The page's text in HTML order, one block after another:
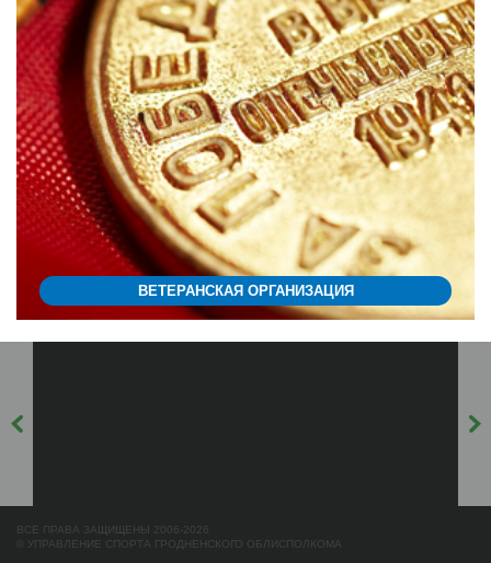
ВЕТЕРАНСКАЯ ОРГАНИЗАЦИЯ
ВСЕ ПРАВА ЗАЩИЩЕНЫ 2006-2026
© УПРАВЛЕНИЕ СПОРТА ГРОДНЕНСКОГО ОБЛИСПОЛКОМА